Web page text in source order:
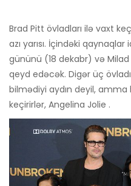
Brad Pitt övladları ilə vaxt
azı yarısı. İçindəki qaynaqlar
gününü (18 dekabr) və
qeyd edəcək. Digər üç
bilmədiyi aydın deyil, amma
keçirirlər, Angelina Jolie .